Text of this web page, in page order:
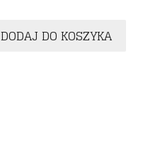
DODAJ DO KOSZYKA